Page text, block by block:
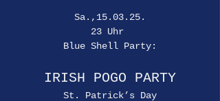
Sa.,15.03.25.
23 Uhr
Blue Shell Party:
IRISH POGO PARTY
St. Patrick’s Day